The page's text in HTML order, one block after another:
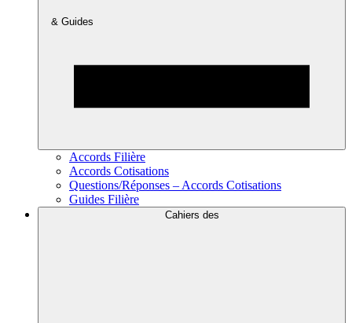
& Guides
Accords Filière
Accords Cotisations
Questions/Réponses – Accords Cotisations
Guides Filière
Cahiers des